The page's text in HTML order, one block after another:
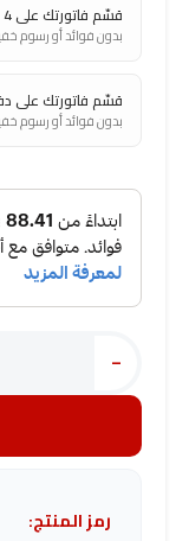
قسّم فاتورتك على 4 دفعات
بدون فوائد أو رسوم
قسّم فاتورتك على
بدون فوائد أو رسوم
-
رمز المنتج: